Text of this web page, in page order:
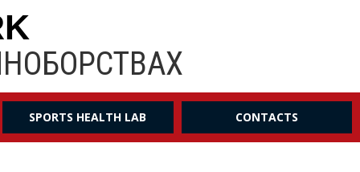
SPORTS HEALTH LAB CONTACTS